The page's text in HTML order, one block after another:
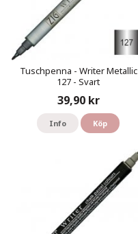
Tuschpenna - Writer Metallic
127 - Svart
39,90 kr
Info Köp